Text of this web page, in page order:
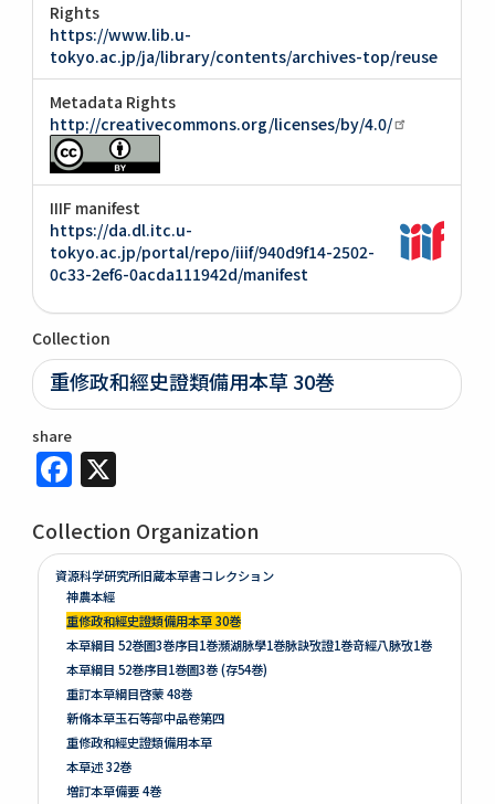
Rights
https://www.lib.u-
tokyo.ac.jp/ja/library/contents/archives-top/reuse
Metadata Rights
http://creativecommons.org/licenses/by/4.0/
IIIF manifest
https://da.dl.itc.u-
tokyo.ac.jp/portal/repo/iiif/940d9f14-2502-
0c33-2ef6-0acda111942d/manifest
Collection
重修政和經史證類備用本草 30巻
share
Facebook
Collection Organization
資源科学研究所旧蔵本草書コレクション
神農本經
重修政和經史證類備用本草 30巻
本草綱目 52巻圖3巻序目1巻瀕湖脉學1巻脉訣攷證1巻竒經八脉攷1巻
本草綱目 52巻序目1巻圖3巻 (存54巻)
重訂本草綱目啓蒙 48巻
新脩本草玉石等部中品卷第四
重修政和經史證類備用本草
本草述 32巻
増訂本草備要 4巻